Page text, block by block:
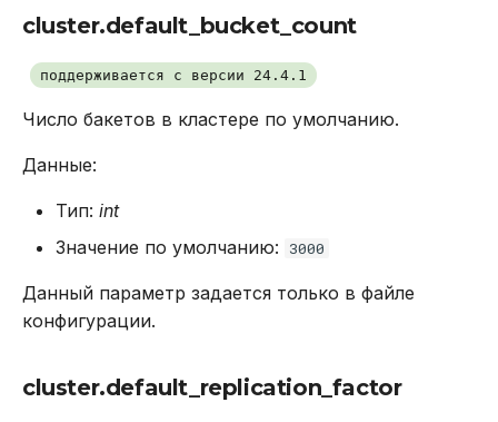
cluster.default_bucket_count
поддерживается с версии 24.4.1
Число бакетов в кластере по умолчанию.
Данные:
Тип: int
Значение по умолчанию:
3000
Данный параметр задается только в файле
конфигурации.
cluster.default_replication_factor